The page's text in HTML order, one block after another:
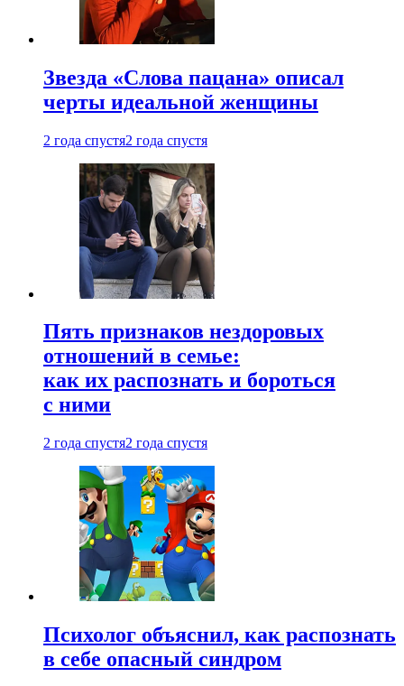
Звезда «Слова пацана» описал
черты идеальной женщины
2 года спустя2 года спустя
Пять признаков нездоровых
отношений в семье:
как их распознать и бороться
с ними
2 года спустя2 года спустя
Психолог объяснил, как распознать
в себе опасный синдром